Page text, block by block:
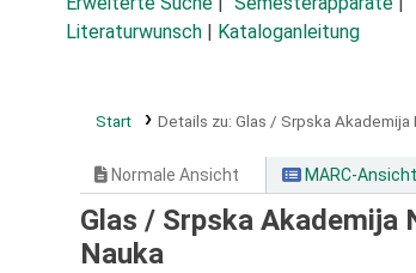
Literaturwunsch
Kataloganleitung
Start Details zu: Glas / Srpska
Normale Ansicht MARC-Ansicht
Glas / Srpska Akademija
Nauka